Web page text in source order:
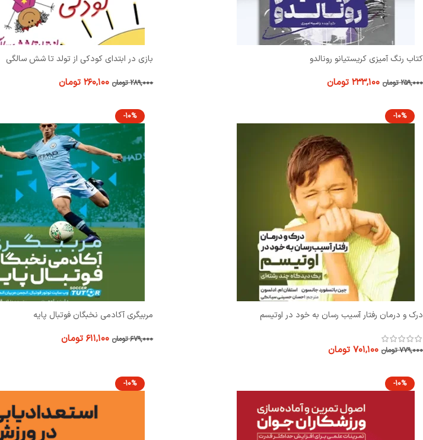
کتاب رنگ آمیزی کریستیانو رونالدو
۲۵۹,۰۰۰ تومان ۲۳۳,۱۰۰ تومان
بازی در ابتدای کودکی از تولد تا شش سالگی
۲۸۹,۰۰۰ تومان ۲۶۰,۱۰۰ تومان
-10%
درک و درمان رفتار آسیب رسان به خود در اوتیسم
۷۷۹,۰۰۰ تومان ۷۰۱,۱۰۰ تومان
-10%
مربیگری آکادمی نخبگان فوتبال پایه
۶۷۹,۰۰۰ تومان ۶۱۱,۱۰۰ تومان
-10%
-10%